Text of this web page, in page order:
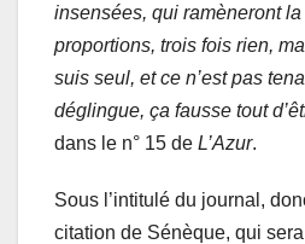
insensées, qui ramèneront
proportions, trois fois rien,
suis seul, et ce n’est pas
déglingue, ça fausse tout
dans le n° 15 de L’Azur.
Sous l’intitulé du journal,
citation de Sénèque, qui